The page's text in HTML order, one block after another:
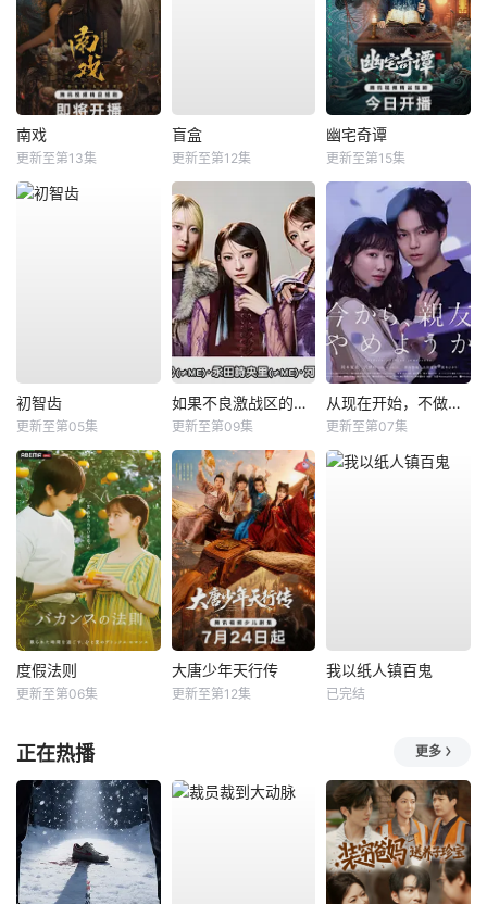
南戏
更新至第13集
盲盒
更新至第12集
幽宅奇谭
更新至第15集
初智齿
更新至第05集
如果不良激战区的四天王转生成了偶像团体？
更新至第09集
从现在开始，不做朋友了吧。
更新至第07集
度假法则
更新至第06集
大唐少年天行传
更新至第12集
我以纸人镇百鬼
已完结
正在热播 更多